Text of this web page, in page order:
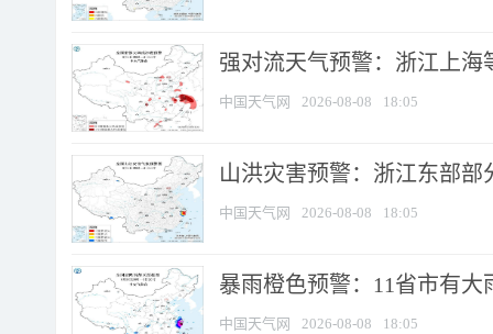
强对流天气预警：浙江上海
中国天气网 2026-08-08 18:05
山洪灾害预警：浙江东部
中国天气网 2026-08-08 18:05
暴雨橙色预警：11省市有
中国天气网 2026-08-08 18:05